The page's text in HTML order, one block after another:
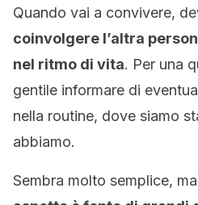
Quando vai a convivere,
coinvolgere l’altra
nel ritmo di vita. Per una
gentile informare di
nella routine, dove siamo
abbiamo.
Sembra molto semplice,